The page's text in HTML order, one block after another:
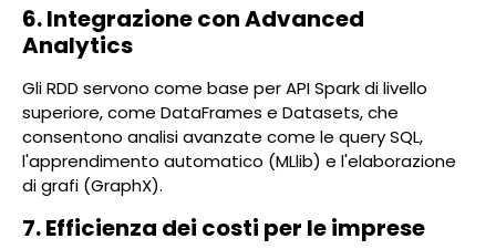
6. Integrazione con Advanced
Analytics
Gli RDD servono come base per API Spark di livello
superiore, come DataFrames e Datasets, che
consentono analisi avanzate come le query SQL,
l'apprendimento automatico (MLlib) e l'elaborazione
di grafi (GraphX).
7. Efficienza dei costi per le imprese